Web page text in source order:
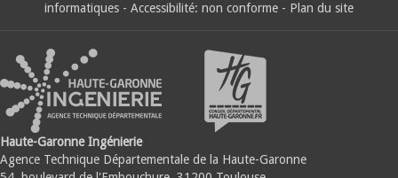
informatiques - Accessibilité: non conforme - Plan du site
Haute-Garonne Ingénierie
Agence Technique Départementale de la Haute-Garonne